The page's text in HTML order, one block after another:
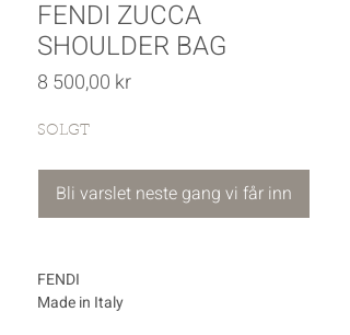
FENDI ZUCCA
SHOULDER BAG
8 500,00 krPris
SOLGT
Bli varslet neste gang vi får inn
FENDI
Made in Italy